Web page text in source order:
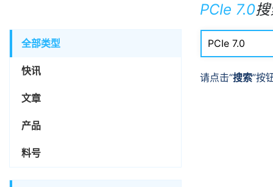
全部类型
快讯
文章
产品
料号
PCIe 7.0搜
请点击“搜索”按